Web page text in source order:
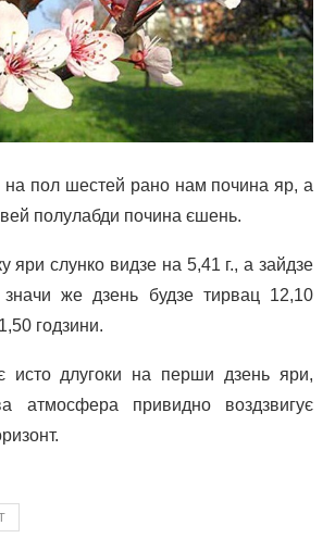
пол шестей рано нам почина яр, а
полулабди почина єшень.
яри слунко видзе на 5,41 г., а зайдзе
же дзень будзе тирвац 12,10
годзини.
исто длугоки на перши дзень яри,
атмосфера привидно воздзвигує